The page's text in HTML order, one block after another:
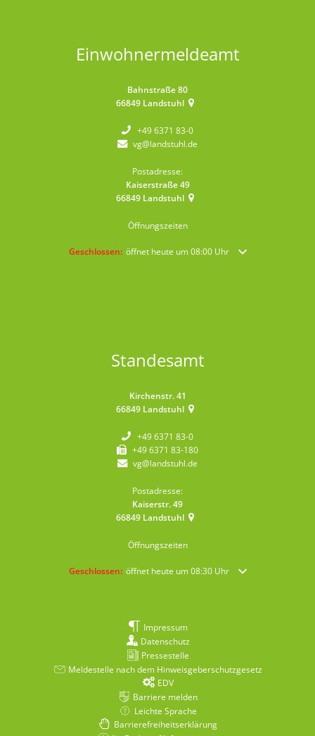
Einwohnermeldeamt
Bahnstraße 80
66849 Landstuhl
+49 6371 83-0
vg@landstuhl.de
Postadresse:
Kaiserstraße 49
66849 Landstuhl
Öffnungszeiten
Klicken, um weitere Öffnungs- oder Schließzeiten
Geschlossen: öffnet heute um 08:00 Uhr
Standesamt
Kirchenstr. 41
66849 Landstuhl
+49 6371 83-0
+49 6371 83-180
vg@landstuhl.de
Postadresse:
Kaiserstr. 49
66849 Landstuhl
Öffnungszeiten
Klicken, um weitere Öffnungs- oder Schließzeiten
Geschlossen: öffnet heute um 08:30 Uhr
Impressum
Datenschutz
Pressestelle
Meldestelle nach dem Hinweisgeberschutzgesetz
EDV
Barriere melden
Leichte Sprache
Barrierefreiheitserklärung